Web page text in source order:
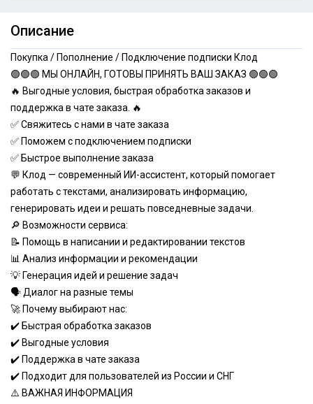
Описание
Покупка / Пополнение / Подключение подписки Клод
🟢🟢🟢 МЫ ОНЛАЙН, ГОТОВЫ ПРИНЯТЬ ВАШ ЗАКАЗ 🟢🟢🟢
🔥 Выгодные условия, быстрая обработка заказов и
поддержка в чате заказа. 🔥
✅ Свяжитесь с нами в чате заказа
✅ Поможем с подключением подписки
✅ Быстрое выполнение заказа
💬 Клод — современный ИИ-ассистент, который помогает
работать с текстами, анализировать информацию,
генерировать идеи и решать повседневные задачи.
🔎 Возможности сервиса:
📝 Помощь в написании и редактировании текстов
📊 Анализ информации и рекомендации
💡 Генерация идей и решение задач
🗣️ Диалог на разные темы
🚀 Почему выбирают нас:
✔️ Быстрая обработка заказов
✔️ Выгодные условия
✔️ Поддержка в чате заказа
✔️ Подходит для пользователей из России и СНГ
⚠️ ВАЖНАЯ ИНФОРМАЦИЯ